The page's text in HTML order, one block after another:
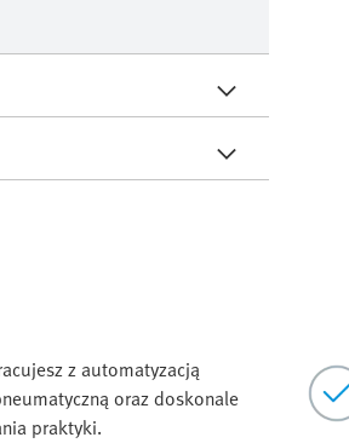
z automatyzacją
oraz doskonale
praktyki.